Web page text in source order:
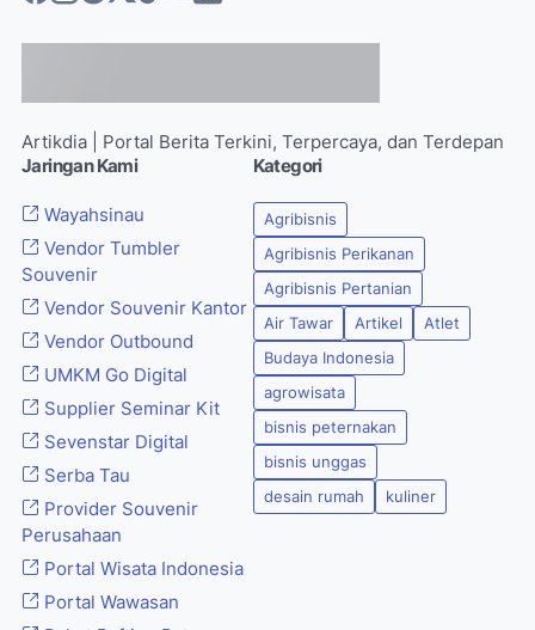
Artikdia | Portal Berita Terkini, Terpercaya, dan Terdepan
Jaringan Kami
Wayahsinau
Vendor Tumbler
Souvenir
Vendor Souvenir Kantor
Vendor Outbound
UMKM Go Digital
Supplier Seminar Kit
Sevenstar Digital
Serba Tau
Provider Souvenir
Perusahaan
Portal Wisata Indonesia
Portal Wawasan
Kategori
Agribisnis
Agribisnis Perikanan
Agribisnis Pertanian
Air Tawar
Artikel
Atlet
Budaya Indonesia
agrowisata
bisnis peternakan
bisnis unggas
desain rumah
kuliner